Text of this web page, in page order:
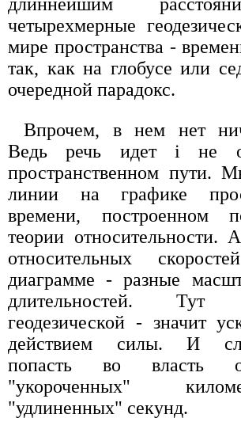
четырехмерные
мире пространства -
так, как на глобусе или
очередной парадокс.
Впрочем, в нем нет
Ведь речь идет i не
пространственном пути.
линии на графике
времени, построенном
теории относительности.
относительных
диаграмме - разные
длительностей.
геодезической - значит
действием силы. И
попасть во власть
"укороченных"
"удлиненных" секунд.